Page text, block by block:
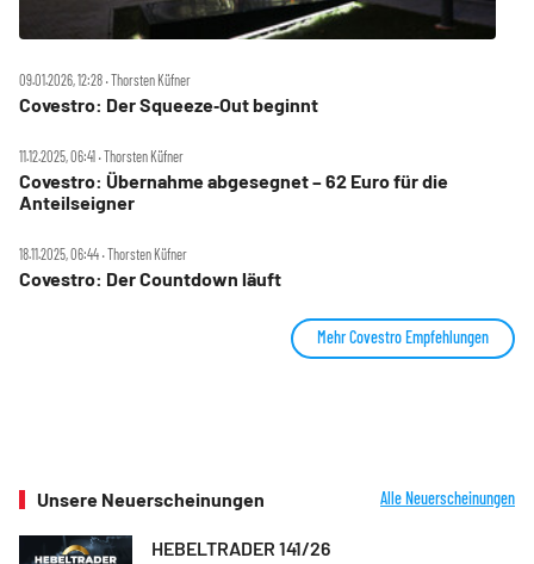
09.01.2026, 12:28 ‧ Thorsten Küfner
Covestro: Der Squeeze‑Out beginnt
11.12.2025, 06:41 ‧ Thorsten Küfner
Covestro: Übernahme abgesegnet – 62 Euro für die
Anteilseigner
18.11.2025, 06:44 ‧ Thorsten Küfner
Covestro: Der Countdown läuft
Mehr Covestro Empfehlungen
Unsere Neuerscheinungen Alle Neuerscheinungen
HEBELTRADER 141/26